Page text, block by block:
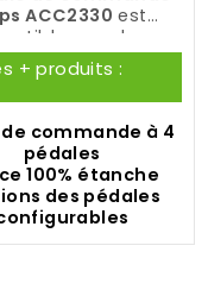
ACC2330 est
avec les
logiciels de
Philips
Pro Transcribe
SpeechExec Basic
Transcribe.
+ produits :
commande à 4
pédales
100% étanche
des pédales